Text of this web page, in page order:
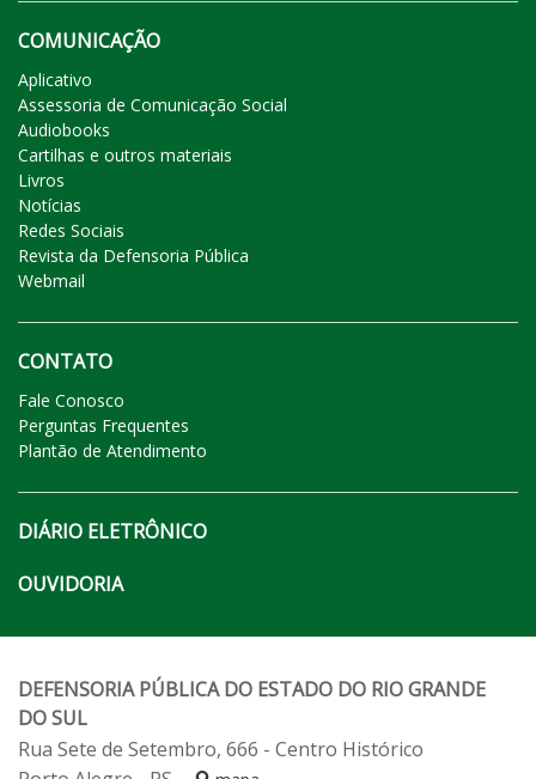
COMUNICAÇÃO
Aplicativo
Assessoria de Comunicação Social
Audiobooks
Cartilhas e outros materiais
Livros
Notícias
Redes Sociais
Revista da Defensoria Pública
Webmail
CONTATO
Fale Conosco
Perguntas Frequentes
Plantão de Atendimento
DIÁRIO ELETRÔNICO
OUVIDORIA
DEFENSORIA PÚBLICA DO ESTADO DO RIO GRANDE
DO SUL
Rua Sete de Setembro, 666 - Centro Histórico